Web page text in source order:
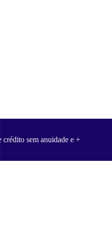
crédito sem anuidade e +